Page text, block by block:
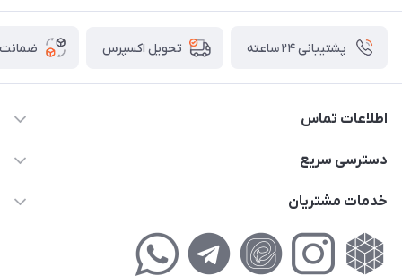
پشتیبانی ۲۴ ساعته تحویل اکسپرس ضمانت
اطلاعات تماس
02177111474
کوچه گلریز 4 غربی ، پلاک 13
دسترسی سریع
حساب کاربری
لیست محصولات
خدمات مشتریان
راهنمای‌خرید‌آنلاین
حریم خصوصی